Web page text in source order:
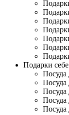
Подарки себе
Посуда
Посуда
Посуда
Посуда
Посуда